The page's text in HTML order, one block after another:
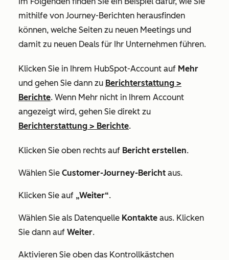
mithilfe von Journey-Berichten herausfinden
können, welche Seiten zu neuen Meetings und
damit zu neuen Deals für Ihr Unternehmen führen.
Klicken Sie in Ihrem HubSpot-Account auf Mehr
und gehen Sie dann zu Berichterstattung >
Berichte. Wenn Mehr nicht in Ihrem Account
angezeigt wird, gehen Sie direkt zu
Berichterstattung > Berichte.
Klicken Sie oben rechts auf Bericht erstellen.
Wählen Sie Customer-Journey-Bericht aus.
Klicken Sie auf „Weiter“.
Wählen Sie als Datenquelle Kontakte aus. Klicken
Sie dann auf Weiter.
Aktivieren Sie oben das Kontrollkästchen